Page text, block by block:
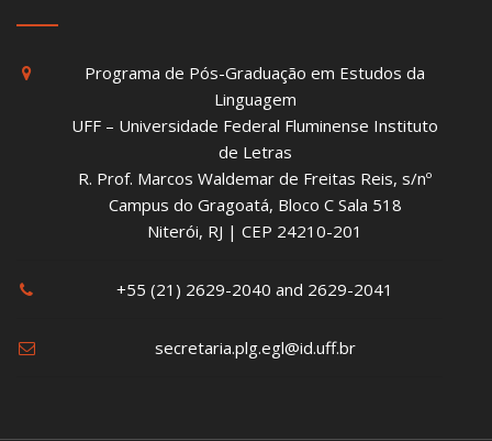
Programa de Pós-Graduação em Estudos da
Linguagem
UFF – Universidade Federal Fluminense Instituto
de Letras
R. Prof. Marcos Waldemar de Freitas Reis, s/nº
Campus do Gragoatá, Bloco C Sala 518
Niterói, RJ | CEP 24210-201
+55 (21) 2629-2040 and 2629-2041
secretaria.plg.egl@id.uff.br